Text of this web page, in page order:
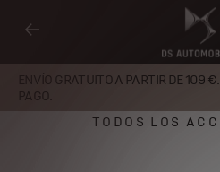
ENVÍO GRATUITO A PARTIR DE 109
PAGO.
TODOS LOS